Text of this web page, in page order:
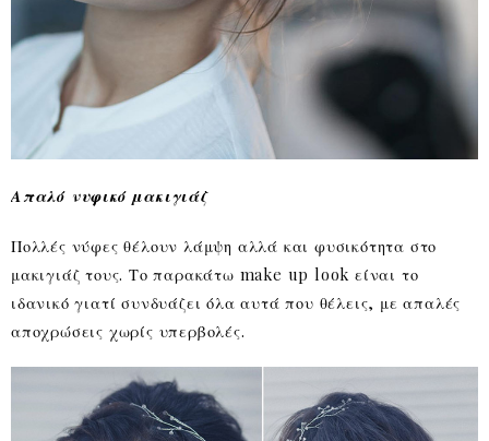
Απαλό νυφικό μακιγιάζ
Πολλές νύφες θέλουν λάμψη αλλά και φυσικότητα στο
μακιγιάζ τους. Το παρακάτω make up look είναι το
ιδανικό γιατί συνδυάζει όλα αυτά που θέλεις, με απαλές
αποχρώσεις χωρίς υπερβολές.